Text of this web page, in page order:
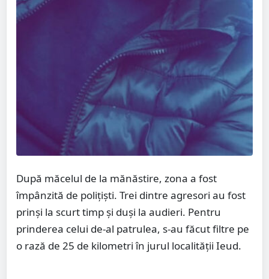
După măcelul de la mănăstire, zona a fost
împânzită de poliţişti. Trei dintre agresori au fost
prinşi la scurt timp şi duşi la audieri. Pentru
prinderea celui de-al patrulea, s-au făcut filtre pe
o rază de 25 de kilometri în jurul localităţii Ieud.